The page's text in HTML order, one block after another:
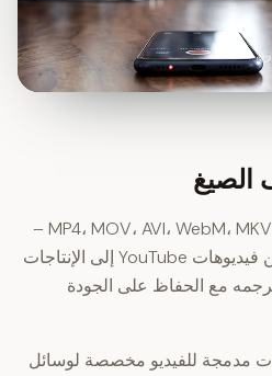
الصيغ
قم بتحميل أي صيغة فيديو – MP4، MOV، AVI، WebM، MKV –
وسيتولى نظامنا كل شيء. من فيديوهات YouTube إلى الإنتاجات
مع الحفاظ على الجودة
مدمجة للفيديو مخصصة لوسائل